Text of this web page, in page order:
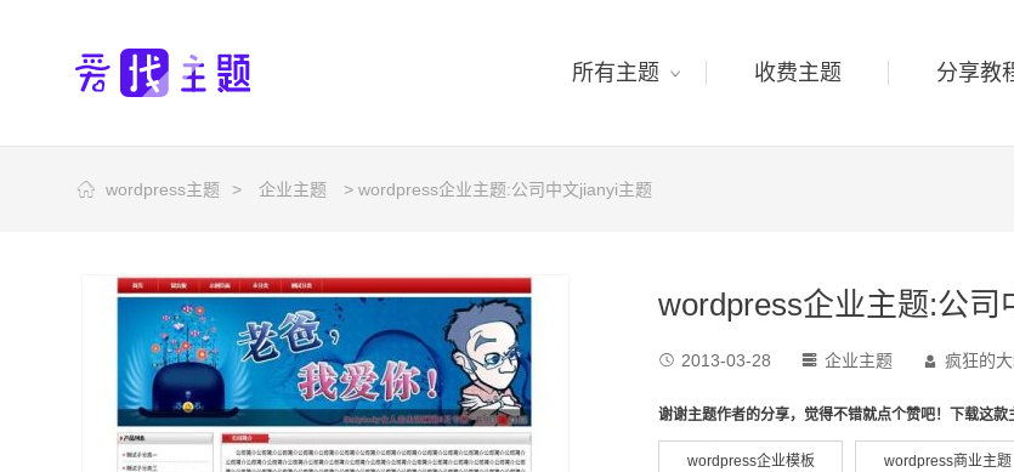
所有主题 收费主题 分享教
wordpress主题 > 企业主题 > wordpress企业主题:公司中文jianyi主题
wordpress企业主题:公司
 2013-03-28  企业主题  疯狂的
谢谢主题作者的分享，觉得不错就点个赞吧！下载这款
wordpress企业模板 wordpress商业主题